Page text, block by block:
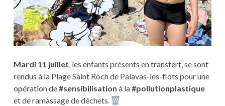
Mardi 11 juillet, les enfants présents en transfert, se sont
rendus à la Plage Saint Roch de Palavas-les-flots pour une
opération de#sensibilisation à la#pollutionplastique
et de ramassage de déchets.